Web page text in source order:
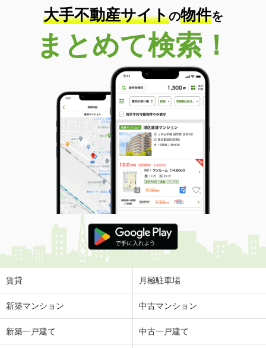
間取り
1LDK
島根県松江市浜佐田町
価 格
6.90万円
島根県松江市浜佐田町
51.69m²
間取り
1LDK
島根県安来市安来町
価 格
5.05万円
住 所
島根県安来市安来町
専有面積 51.67m²
間取り
2DK
島根県大田市大田町大田
価 格
6.20万円
住 所
島根県大田市大田町大田
専有面積
島根県出雲市小山町
5.70万円
大手不動産サイトの物件を
まとめて検索！
賃貸 月極駐車場
新築マンション 中古マンション
新築一戸建て 中古一戸建て